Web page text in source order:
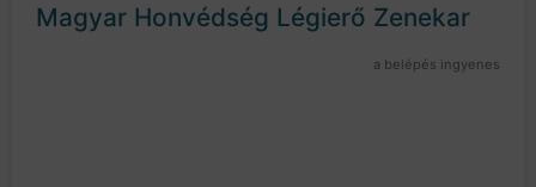
Magyar Honvédség Légierő Zenekar
a belépés ingyenes